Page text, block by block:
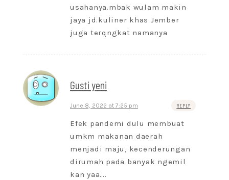
usahanya.mbak wulam makin
jaya jd.kuliner khas Jember
juga terqngkat namanya
Gusti yeni
June 8, 2022 at 7:25 pm REPLY
Efek pandemi dulu membuat
umkm makanan daerah
menjadi maju, kecenderungan
dirumah pada banyak ngemil
kan yaa….